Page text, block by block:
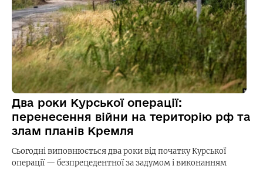
Два роки Курської операції:
перенесення війни на територію рф та
злам планів Кремля
Сьогодні виповнюється два роки від початку Курської
операції — безпрецедентної за задумом і виконанням